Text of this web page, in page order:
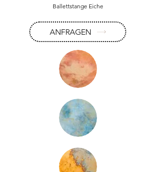
Ballettstange Eiche
ANFRAGEN